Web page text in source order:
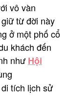
vô vàn
từ đời này
ở một phố cổ
khách đến
như Hội
tích lịch sử